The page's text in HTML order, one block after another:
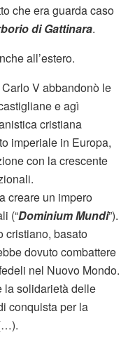
che era guarda caso
di Gattinara.
all’estero.
V abbandonò le
e agì
cristiana
imperiale in Europa,
con la crescente
creare un impero
(“Dominium Mundi”).
cristiano, basato
dovuto combattere
nel Nuovo Mondo.
la solidarietà delle
conquista per la